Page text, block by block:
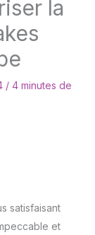
la
/ 4 minutes de
satisfaisant
et